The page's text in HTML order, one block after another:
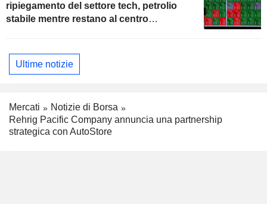
ripiegamento del settore tech, petrolio
stabile mentre restano al centro
Ultime notizie
Mercati
Notizie di Borsa
Rehrig Pacific Company annuncia una partnership
strategica con AutoStore